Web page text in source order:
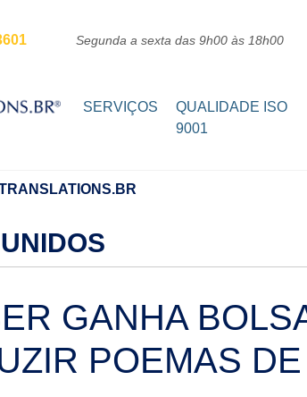
Segunda a sexta das 9h00 às 18h00
SERVIÇOS
QUALIDADE ISO
9001
GANHA
POEMAS